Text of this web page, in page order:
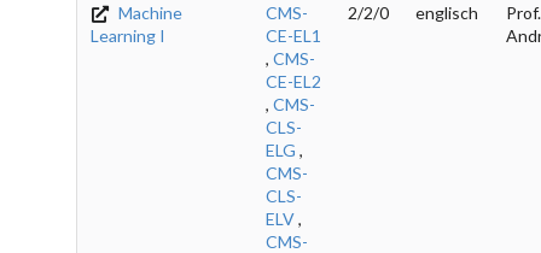
Machine
Learning I
CMS-
CE-EL1
, CMS-
CE-EL2
, CMS-
CLS-
ELG ,
CMS-
CLS-
ELV,
CMS-
2/2/0 englisch